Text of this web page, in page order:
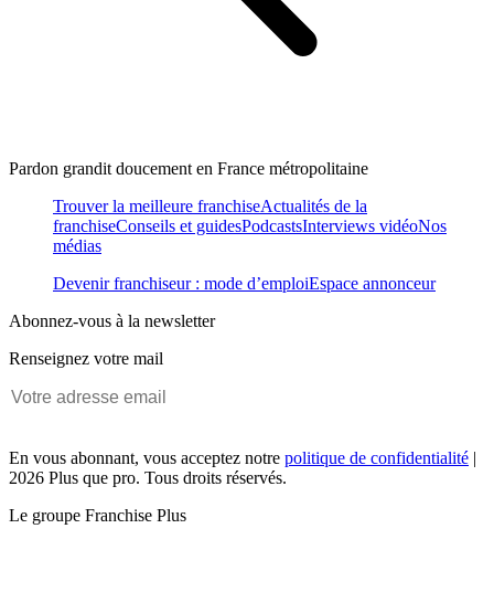
Pardon grandit doucement en France métropolitaine
Trouver la meilleure franchiseActualités de la
franchiseConseils et guidesPodcastsInterviews vidéoNos
médias
Devenir franchiseur : mode d’emploiEspace annonceur
Abonnez-vous à la newsletter
Renseignez votre mail
En vous abonnant, vous acceptez notre politique de confidentialité |
2026 Plus que pro. Tous droits réservés.
Le groupe Franchise Plus